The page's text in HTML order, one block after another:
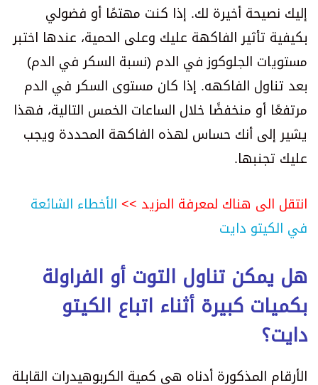
إليك نصيحة أخيرة لك. إذا كنت مهتمًا أو فضولي
بكيفية تأثير الفاكهة عليك وعلى الحمية، عندها اختبر
مستويات الجلوكوز في الدم (نسبة السكر في الدم)
بعد تناول الفاكهه. إذا كان مستوى السكر في الدم
مرتفعًا أو منخفضًا خلال الساعات الخمس التالية، فهذا
يشير إلى أنك حساس لهذه الفاكهة المحددة ويجب
عليك تجنبها.
انتقل الى هناك لمعرفة المزيد >> الأخطاء الشائعة
في الكيتو دايت
هل يمكن تناول التوت أو الفراولة
بكميات كبيرة أثناء اتباع الكيتو
دايت؟
الأرقام المذكورة أدناه هي كمية الكربوهيدرات القابلة